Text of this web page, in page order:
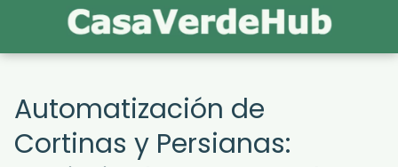
Automatización de
Cortinas y Persianas: